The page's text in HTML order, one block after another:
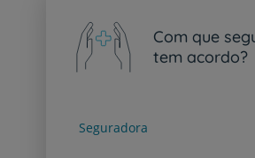
Com que
tem acordo?
Seguradora